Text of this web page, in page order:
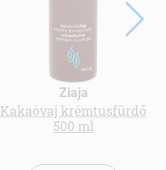
Ziaja
Kakaóvaj krémtusfürdő
500 ml